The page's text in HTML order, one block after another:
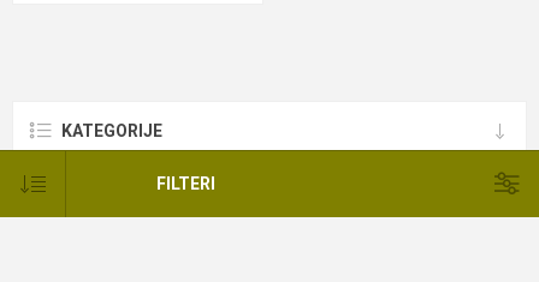
FILTERI
KATEGORIJE
PROIZVOĐAČI